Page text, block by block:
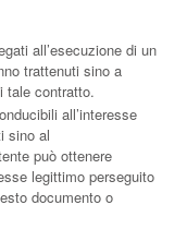
all’esecuzione di un
trattenuti sino a
tale contratto.
all’interesse
sino al
può ottenere
legittimo perseguito
documento o